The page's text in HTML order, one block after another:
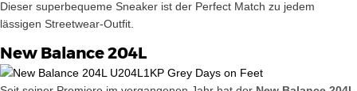
Dieser superbequeme Sneaker ist der Perfect Match zu jedem
lässigen Streetwear-Outfit.
New Balance 204L